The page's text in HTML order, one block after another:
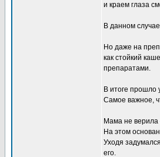
и краем глаза
В данном
Но даже на
как стойкий
препаратами.
В итоге прошло
Самое важное,
Мама не верила
На этом
Уходя
его.